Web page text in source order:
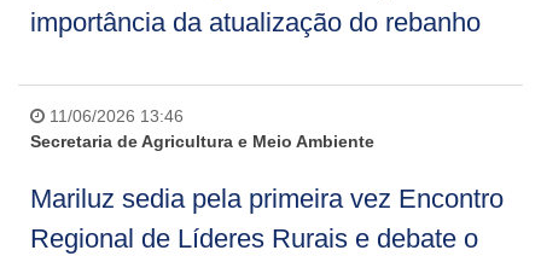
importância da atualização do rebanho
11/06/2026 13:46
Secretaria de Agricultura e Meio Ambiente
Mariluz sedia pela primeira vez Encontro
Regional de Líderes Rurais e debate o